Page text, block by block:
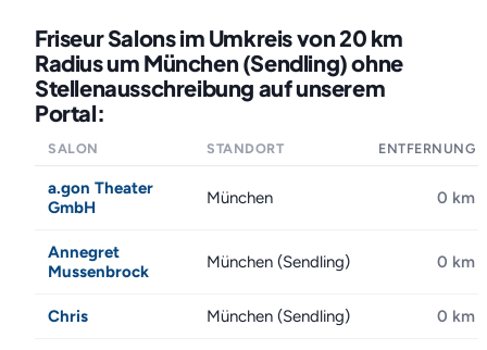
Friseur Salons im Umkreis von 20 km
Radius um München (Sendling) ohne
Stellenausschreibung auf unserem
Portal:
SALON STANDORT ENTFERNUNG
a.gon Theater
GmbH
München 0 km
Annegret
Mussenbrock
München (Sendling) 0 km
Chris München (Sendling) 0 km